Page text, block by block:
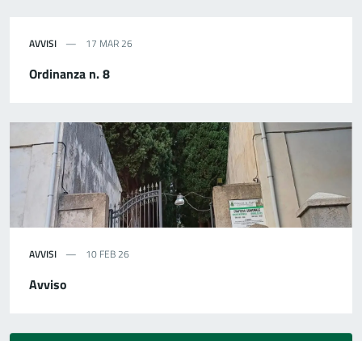
AVVISI 17 MAR 26
Ordinanza n. 8
AVVISI 10 FEB 26
Avviso